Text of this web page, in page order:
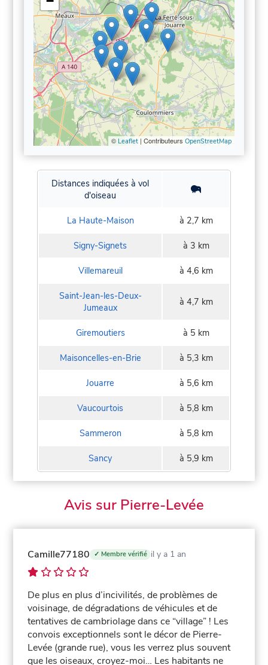
© Leaflet| Contributeurs OpenStreetMap
Distances indiquées à vol
d'oiseau
La Haute-Maison à 2,7 km
Signy-Signets à 3 km
Villemareuil à 4,6 km
Saint-Jean-les-Deux-
Jumeaux
à 4,7 km
Giremoutiers à 5 km
Maisoncelles-en-Brie à 5,3 km
Jouarre à 5,6 km
Vaucourtois à 5,8 km
Sammeron à 5,8 km
Sancy à 5,9 km
Avis sur Pierre-Levée
Camille77180 ✓ Membre vérifié il y a 1 an
De plus en plus d’incivilités, de problèmes de
voisinage, de dégradations de véhicules et de
tentatives de cambriolage dans ce “village” ! Les
convois exceptionnels sont le décor de Pierre-
Levée (grande rue), vous les verrez plus souvent
que les oiseaux, croyez-moi… Les habitants ne